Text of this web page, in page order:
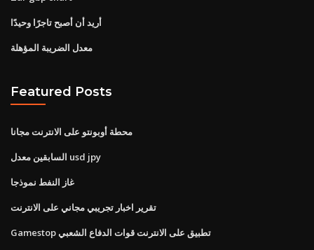
أريد أن أصبح تاجرًا وحيدًا
معدل الضريبة المؤهلة
Featured Posts
محطة أوبونتو على الانترنت مجانا
السابقين معدل usd jpy
غاز النفط نموذجا
تقرير اخبار تجريبي مجاني على الانترنت
Gamestop تطبيق على الانترنت قوات الدفاع الشعبي